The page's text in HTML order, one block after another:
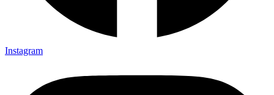
Instagram